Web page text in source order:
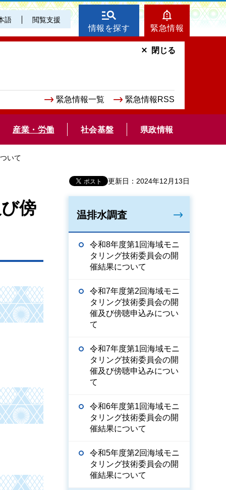
語 閲覧支援
情報を探す 緊急情報
緊急情報一覧 緊急情報RSS
閉じる
産業・労働 社会基盤 県政情報
いて
更新日：2024年12月13日
傍 温排水調査
令和8年度第1回海域モニ
タリング技術委員会の開
催結果について
令和7年度第2回海域モニ
タリング技術委員会の開
催及び傍聴申込みについ
て
令和7年度第1回海域モニ
タリング技術委員会の開
催及び傍聴申込みについ
て
令和6年度第1回海域モニ
タリング技術委員会の開
催結果について
令和5年度第2回海域モニ
タリング技術委員会の開
催結果について